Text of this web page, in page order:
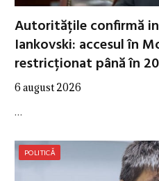
Autoritățile confirmă
Iankovski: accesul în
restricționat până în
6 august 2026
…
POLITICĂ